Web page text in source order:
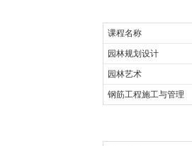
课程名称
园林规划设计
园林艺术
钢筋工程施工与管理